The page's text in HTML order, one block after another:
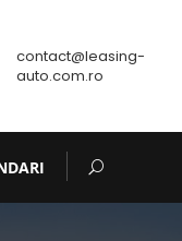
contact@leasing-
auto.com.ro